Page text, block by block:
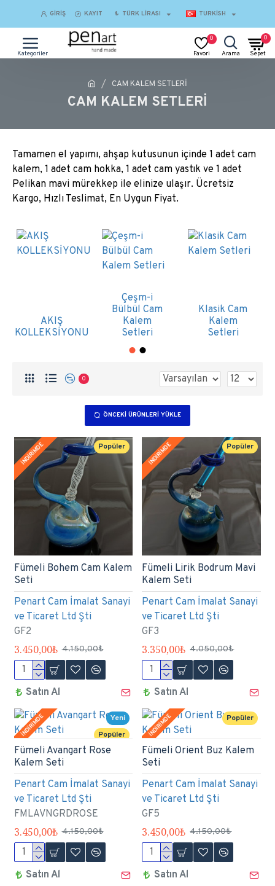
GIRIŞ KAYIT ₺ TÜRK LIRASI TURKISH
0 0
CAM KALEM SETLERİ
CAM KALEM SETLERİ
Tamamen el yapımı, ahşap kutusunun içinde 1 adet cam
kalem, 1 adet cam hokka, 1 adet cam yastık ve 1 adet
Pelikan mavi mürekkep ile elinize ulaşır. Ücretsiz
Kargo, Hızlı Teslimat, En Uygun Fiyat.
AKIŞ
KOLLEKSİYONU
Çeşm-i
Bülbül Cam
Kalem
Setleri
Klasik Cam
Kalem
Setleri
0
ÖNCEKI ÜRÜNLERI YÜKLE
Popüler
İNDİRİMDE
Penart Cam İmalat Sanayi
ve Ticaret Ltd Şti
GF2
Fümeli Bohem Cam Kalem
Seti
3.450,00₺ 4.150,00₺
Satın Al
Popüler
İNDİRİMDE
Penart Cam İmalat Sanayi
ve Ticaret Ltd Şti
GF3
Fümeli Lirik Bodrum Mavi
Kalem Seti
3.350,00₺ 4.050,00₺
Satın Al
Yeni
Popüler
İNDİRİMDE
Penart Cam İmalat Sanayi
ve Ticaret Ltd Şti
FMLAVNGRDROSE
Fümeli Avangart Rose
Kalem Seti
3.450,00₺ 4.150,00₺
Satın Al
Popüler
İNDİRİMDE
Penart Cam İmalat Sanayi
ve Ticaret Ltd Şti
GF5
Fümeli Orient Buz Kalem
Seti
3.450,00₺ 4.150,00₺
Satın Al